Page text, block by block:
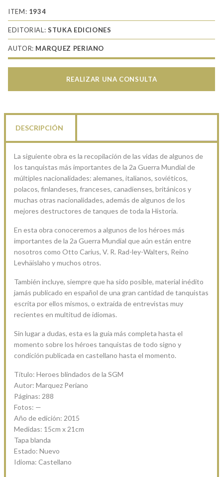
ITEM: 1934
EDITORIAL:STUKA EDICIONES
AUTOR: MARQUEZ PERIANO
REALIZAR UNA CONSULTA
DESCRIPCIÓN
La siguiente obra es la recopilación de las vidas de algunos de
los tanquistas más importantes de la 2a Guerra Mundial de
múltiples nacionalidades: alemanes, italianos, soviéticos,
polacos, finlandeses, franceses, canadienses, británicos y
muchas otras nacionalidades, además de algunos de los
mejores destructores de tanques de toda la Historia.
En esta obra conoceremos a algunos de los héroes más
importantes de la 2a Guerra Mundial que aún están entre
nosotros como Otto Carius, V. R. Rad-ley-Walters, Reino
Levhäislaho y muchos otros.
También incluye, siempre que ha sido posible, material inédito
jamás publicado en español de una gran cantidad de tanquistas
escrita por ellos mismos, o extraída de entrevistas muy
recientes en multitud de idiomas.
Sin lugar a dudas, esta es la guía más completa hasta el
momento sobre los héroes tanquistas de todo signo y
condición publicada en castellano hasta el momento.
Título: Heroes blindados de la SGM
Autor: Marquez Periano
Páginas: 288
Fotos: —
Año de edición: 2015
Medidas: 15cm x 21cm
Tapa blanda
Estado: Nuevo
Idioma: Castellano